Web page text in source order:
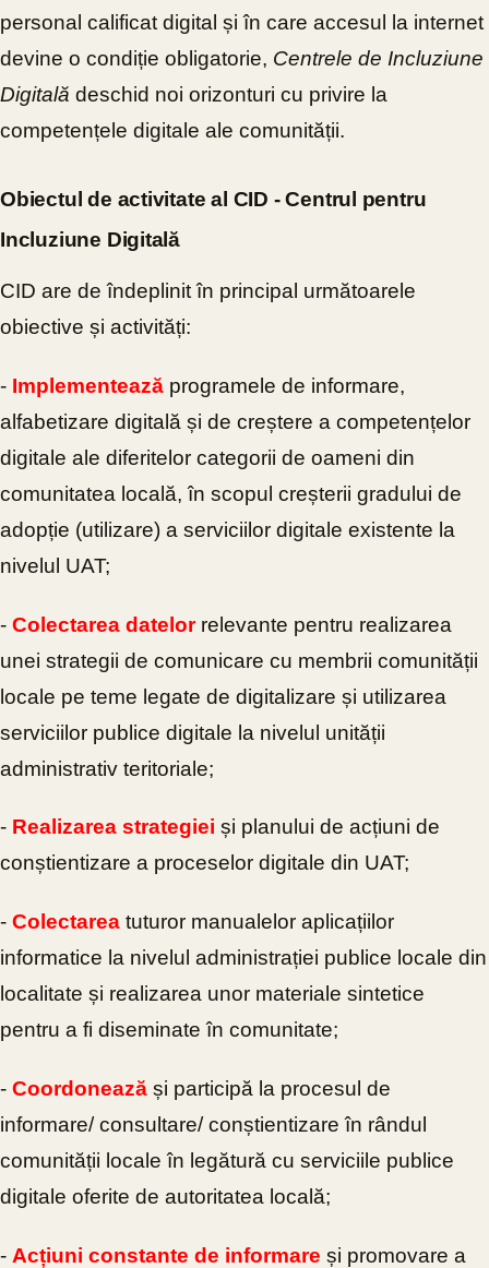
personal calificat digital și în care accesul la internet
devine o condiție obligatorie, Centrele de Incluziune
Digitală deschid noi orizonturi cu privire la
competențele digitale ale comunității.
Obiectul de activitate al CID - Centrul pentru
Incluziune Digitală
CID are de îndeplinit în principal următoarele
obiective și activități:
- Implementează programele de informare,
alfabetizare digitală și de creștere a competențelor
digitale ale diferitelor categorii de oameni din
comunitatea locală, în scopul creșterii gradului de
adopție (utilizare) a serviciilor digitale existente la
nivelul UAT;
- Colectarea datelor relevante pentru realizarea
unei strategii de comunicare cu membrii comunității
locale pe teme legate de digitalizare și utilizarea
serviciilor publice digitale la nivelul unității
administrativ teritoriale;
- Realizarea strategiei și planului de acțiuni de
conștientizare a proceselor digitale din UAT;
- Colectarea tuturor manualelor aplicațiilor
informatice la nivelul administrației publice locale din
localitate și realizarea unor materiale sintetice
pentru a fi diseminate în comunitate;
- Coordonează și participă la procesul de
informare/ consultare/ conștientizare în rândul
comunității locale în legătură cu serviciile publice
digitale oferite de autoritatea locală;
- Acțiuni constante de informare și promovare a